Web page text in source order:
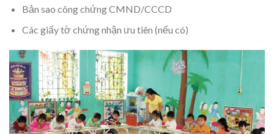
Bản sao công chứng CMND/CCCD
Các giấy tờ chứng nhận ưu tiên (nếu có)